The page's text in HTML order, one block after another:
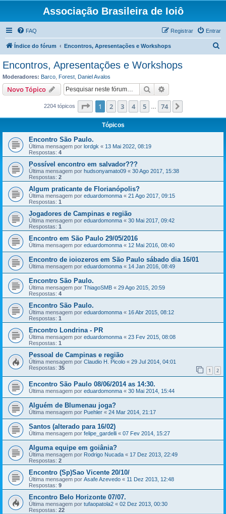
Associação Brasileira de Ioiô
FAQ Entrar
Registrar
Índice do fórum Encontros, Apresentações e Workshops
s
Encontros, Apresentações e Workshops
Moderadores: Barco Forest Daniel Avalos
Novo Tópico Pesquisar
2204 tópicos Página de 74
1 2 3 4 5 74
Tópicos
Encontro São Paulo.
Última mensagem por lordgk « 13 Mai 2022, 08:19
Respostas: 4
Possível encontro em salvador???
Última mensagem por hudsonyamato09 « 30 Ago 2017, 15:38
Respostas: 2
Algum praticante de Florianópolis?
Última mensagem por eduardomonma « 21 Ago 2017, 09:15
Respostas: 1
Jogadores de Campinas e região
Última mensagem por eduardomonma « 30 Mai 2017, 09:42
Respostas: 1
Encontro em São Paulo 29/05/2016
Última mensagem por eduardomonma « 12 Mai 2016, 08:40
Encontro de ioiozeros em São Paulo sábado dia 16/01
Última mensagem por eduardomonma « 14 Jan 2016, 08:49
Encontro São Paulo.
Última mensagem por ThiagoSMB « 29 Ago 2015, 20:59
Respostas: 4
Encontro São Paulo.
Última mensagem por eduardomonma « 16 Abr 2015, 08:12
Respostas: 1
Encontro Londrina - PR
Última mensagem por eduardomonma « 23 Fev 2015, 08:08
Respostas: 1
Pessoal de Campinas e região
Última mensagem por Claudio H. Picolo « 29 Jul 2014, 04:01
Respostas: 35 1 2
Encontro São Paulo 08/06/2014 as 14:30.
Última mensagem por eduardomonma « 30 Mai 2014, 15:44
Alguém de Blumenau joga?
Última mensagem por Puehler « 24 Mar 2014, 21:17
Santos (alterado para 16/02)
Última mensagem por felipe_gardelli « 07 Fev 2014, 15:27
Alguma equipe em goiânia?
Última mensagem por Rodrigo Nucada « 17 Dez 2013, 22:49
Respostas: 2
Encontro (Sp)Sao Vicente 20/10/
Última mensagem por Asafe Azevedo « 11 Dez 2013, 12:48
Respostas: 9
Encontro Belo Horizonte 07/07.
Última mensagem por tufaopatola2 « 02 Dez 2013, 00:30
Respostas: 22